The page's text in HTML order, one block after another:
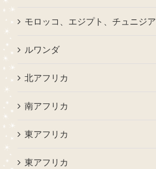
モロッコ、エジプト、チュニジア
ルワンダ
北アフリカ
南アフリカ
東アフリカ
東アフリカ